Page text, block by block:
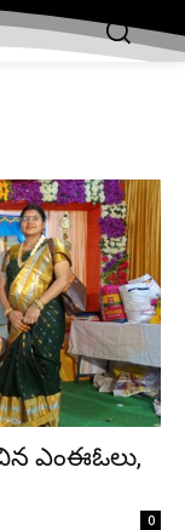
ఎంఈఓలు,
0